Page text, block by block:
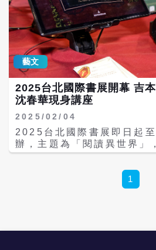
法，相關言論在網路上引發熱議。
在Threads上出現過於情緒
及生命安全威脅，周思齊因
警局報案。 周思齊當時表示，若中國大陸職業
聯賽能順利啟動，將有助於
市場的成長，「可以預期未
整個亞洲棒球也會越來越好」。 中國大
棒球聯賽預計將於明年1月
在接受媒體訪問時透露想法
陸職業聯賽能夠發展順利，
張，因此周思齊在發表這番
路上引起球迷討論。
藝文
2025台北國際書展開幕 吉本芭娜娜、蔡康永、
沈春華現身講座
2025/02/04
2025台北國際書展即日起
辦，主題為「閱讀異世界」
利。今年有吉本芭娜娜與蔡
思齊等人的新書分享會，希
1